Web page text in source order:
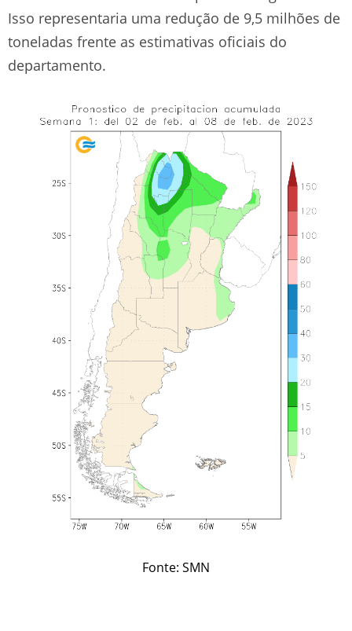
Isso representaria uma redução de 9,5 milhões de
toneladas frente as estimativas oficiais do
departamento.
Fonte: SMN